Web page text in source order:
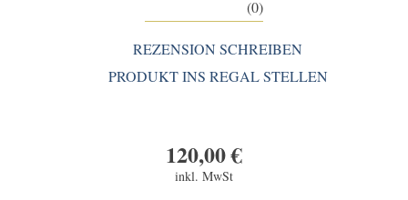
(0)
REZENSION SCHREIBEN
PRODUKT INS REGAL STELLEN
120,00€
inkl. MwSt